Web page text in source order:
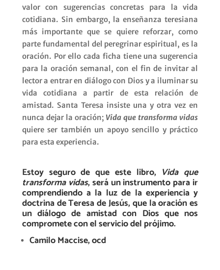
valor con sugerencias concretas para la vida
cotidiana. Sin embargo, la enseñanza teresiana
más importante que se quiere reforzar, como
parte fundamental del peregrinar espiritual, es la
oración. Por ello cada ficha tiene una sugerencia
para la oración semanal, con el fin de invitar al
lector a entrar en diálogo con Dios y a iluminar su
vida cotidiana a partir de esta relación de
amistad. Santa Teresa insiste una y otra vez en
nunca dejar la oración; Vida que transforma vidas
quiere ser también un apoyo sencillo y práctico
para esta experiencia.
Estoy seguro de que este libro, Vida que
transforma vidas, será un instrumento para ir
comprendiendo a la luz de la experiencia y
doctrina de Teresa de Jesús, que la oración es
un diálogo de amistad con Dios que nos
compromete con el servicio del prójimo.
Camilo Maccise, ocd